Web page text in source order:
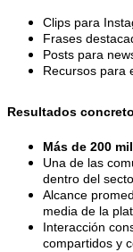
Clips para
Frases
Posts para
Recursos para
Resultados
Más de 200
Una de las
dentro del
Alcance
media de la
Interacción
compartidos y